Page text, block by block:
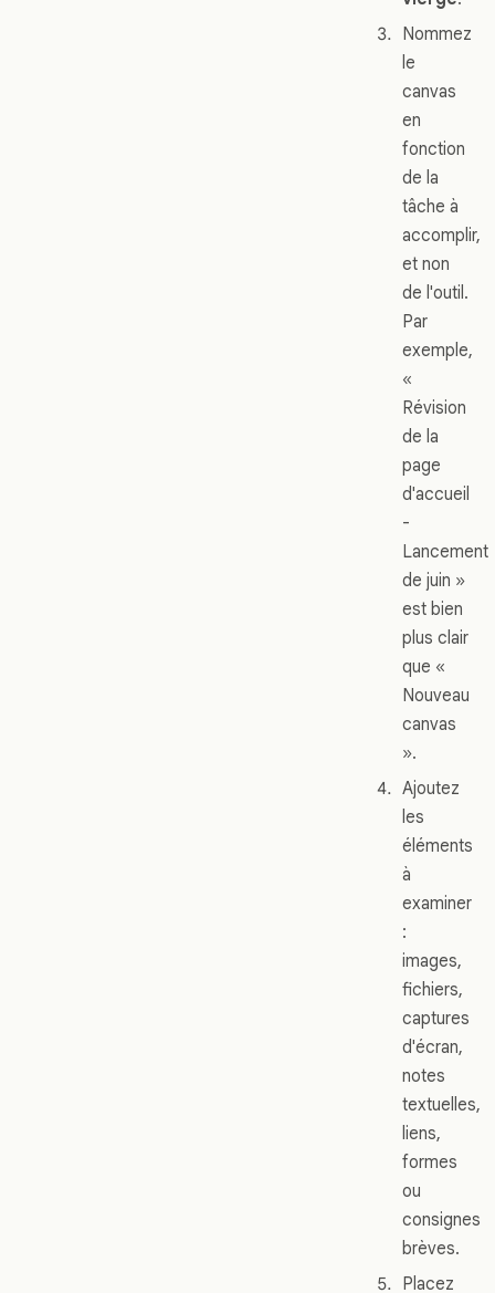
Nommez
le
canvas
en
fonction
de la
tâche à
accomplir,
et non
de l'outil.
Par
exemple,
«
Révision
de la
page
d'accueil
-
Lancement
de juin »
est bien
plus clair
que «
Nouveau
canvas
».
Ajoutez
les
éléments
à
examiner
:
images,
fichiers,
captures
d'écran,
notes
textuelles,
liens,
formes
ou
consignes
brèves.
Placez